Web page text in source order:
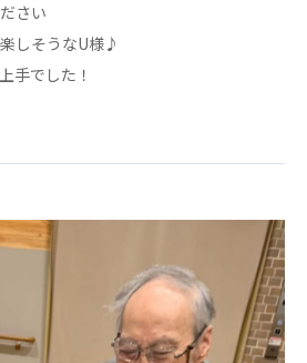
コミュニティ
リニック
ク
ム共生園
さい
しそうなU様♪
手でした！